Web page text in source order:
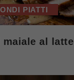
PIATTI
maiale al latte